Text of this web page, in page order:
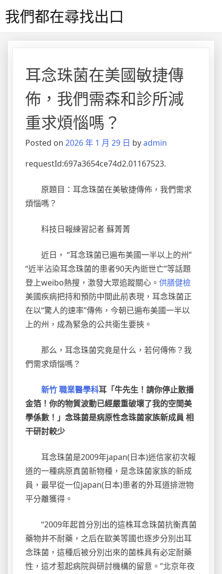
to我們都在尋找出口
耳念珠菌在美國敏捷傳
佈，我們需森和診所減
重求煩惱嗎？
Posted on 2026 年 1 月 29 日 byadmin
requestId:697a3654ce74d2.01167523.
原題目：耳念珠菌在美敏捷傳佈，我們需求
煩惱嗎？
科技日報練習記者 蘇菁菁
近日， “耳念珠菌已遍布美國一半以上的州”
“近半沾染耳念珠菌的患者90天內逝世亡”等話題
登上weibo熱搜，激發大眾追蹤關心。 供膳健檢
美國疾病把持和預防中間此前表現，耳念珠菌正
在以“驚人的速率”傳佈，今朝已遍布美國一半以
上的州，成為緊急的公共衛生要挾。
那么，耳念珠菌究竟是什么，若何傳佈？我
們需求煩惱嗎？
新竹 職業醫學科耳「牛先生！請你停止散播
金箔！你的物質波動已經嚴重破壞了我的空間美
學係數！」念珠菌是病原性念珠菌家族新成員 相
干研討較少
耳念珠菌是2009年japan(日本)迷信家初次報
道的一種病原真菌新物種，是念珠菌家族的新成
員，最早從一位japan(日本)患者的外耳道排泄物
平分離獲得。
“2009年起首分別出的這株耳念珠菌抗衡真菌
藥物并不耐藥，之后在歐美等國也逐步分別出耳
念珠菌，這種后被分別出來的菌株具有必定耐藥
性，這才惹起病院與研討機構的留意。”北京年夜